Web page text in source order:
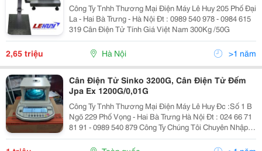
Công Ty Tnhh Thương Mại Điện Máy Lê Huy 205 Phố Đại
La - Hai Bà Trưng - Hà Nội Đt : 0989 540 978 - 0984 615
319 Cân Điện Tử Tính Giá Việt Nam 300Kg /50G
2,65 triệu Hà Nội >1 năm
Cân Điện Tử Sinko 3200G, Cân Điện Tử Đếm
Jpa Ex 1200G/0,01G
Công Ty Tnhh Thương Mại Điện Máy Lê Huy Đc :Số 1 B
Ngõ 229 Phố Vọng - Hai Bà Trưng Hà Nội Đt : 024 66 71
81 91 - 0989 540 879 Công Ty Chúng Tôi Chuyên Nhập
Khẩu Và Phân Phối Các Loại Cân Điện Tử Hàng Chĩnh
Hãng Ình Ảnh Chi